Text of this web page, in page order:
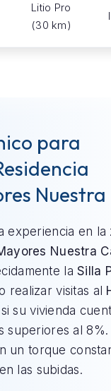
Litio Pro
(30 km)
para
experiencia en la
Nuestra
laSilla
realizar visitas al
su vivienda
superiores al 8%.
un torque
las subidas.